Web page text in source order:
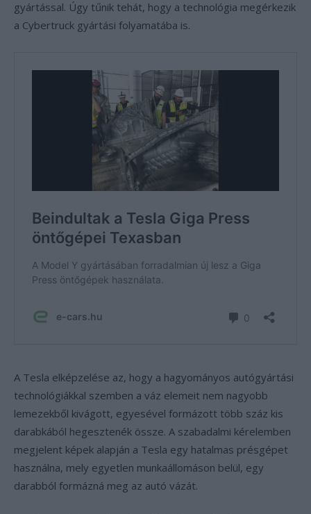
gyártással. Úgy tűnik tehát, hogy a technológia megérkezik
a Cybertruck gyártási folyamatába is.
A Tesla elképzelése az, hogy a hagyományos autógyártási
technológiákkal szemben a váz elemeit nem nagyobb
lemezekből kivágott, egyesével formázott több száz kis
darabkából hegesztenék össze. A szabadalmi kérelemben
megjelent képek alapján a Tesla egy hatalmas présgépet
használna, mely egyetlen munkaállomáson belül, egy
darabból formázná meg az autó vázát.